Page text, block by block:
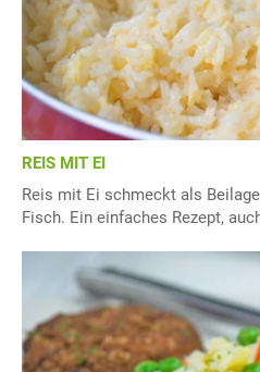
REIS MIT EI
Reis mit Ei schmeckt als
Fisch. Ein einfaches Rezept,